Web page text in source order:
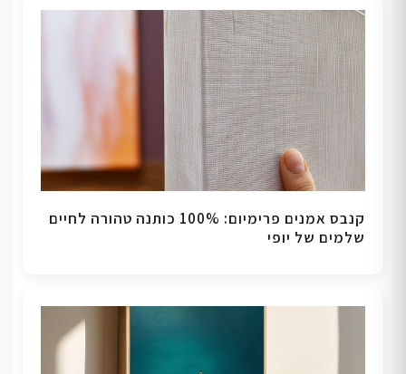
קנבס אמנים פרימיום: 100% כותנה טהורה לחיים
שלמים של יופי